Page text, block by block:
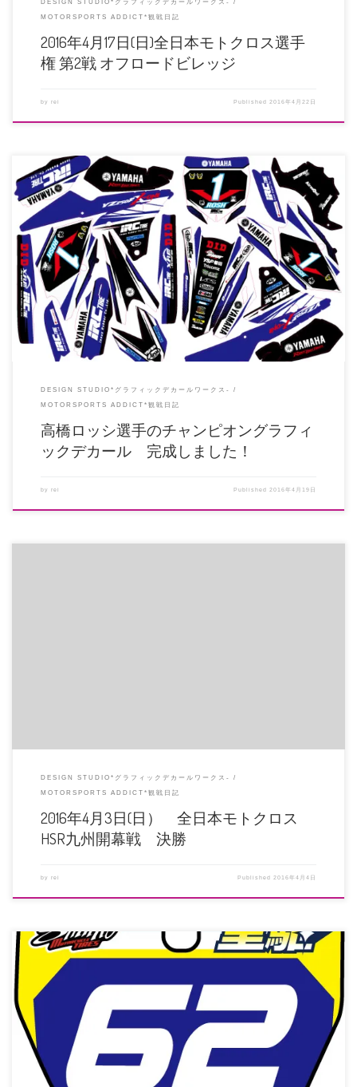
DESIGN STUDIO*グラフィックデカールワークス-
MOTORSPORTS ADDICT*観戦日記
2016年4月17日(日)全日本モトクロス選手
権 第2戦 オフロードビレッジ
by rei Published2016年4月22日
ハードエンデューロ 高橋ロッシ選手のチャンピオンデカール 制作させてい
ただきました☆ G-NET ハ […]
DESIGN STUDIO*グラフィックデカールワークス-
MOTORSPORTS ADDICT*観戦日記
高橋ロッシ選手のチャンピオングラフィ
ックデカール 完成しました！
by rei Published 2016年4月19日
DESIGN STUDIO*グラフィックデカールワークス-
MOTORSPORTS ADDICT*観戦日記
2016年4月3日(日） 全日本モトクロス
HSR九州開幕戦 決勝
by rei Published 2016年4月4日
ハスクバーナ奈良×シンコーから参戦の下村里駆選手は予選をトップで通過し
たそうです。 Twitterの […]